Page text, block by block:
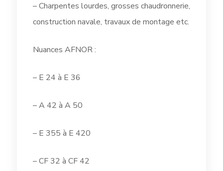
– Charpentes lourdes, grosses chaudronnerie,
construction navale, travaux de montage etc.
Nuances AFNOR :
– E 24 à E 36
– A 42 à A 50
– E 355 à E 420
– CF 32 à CF 42